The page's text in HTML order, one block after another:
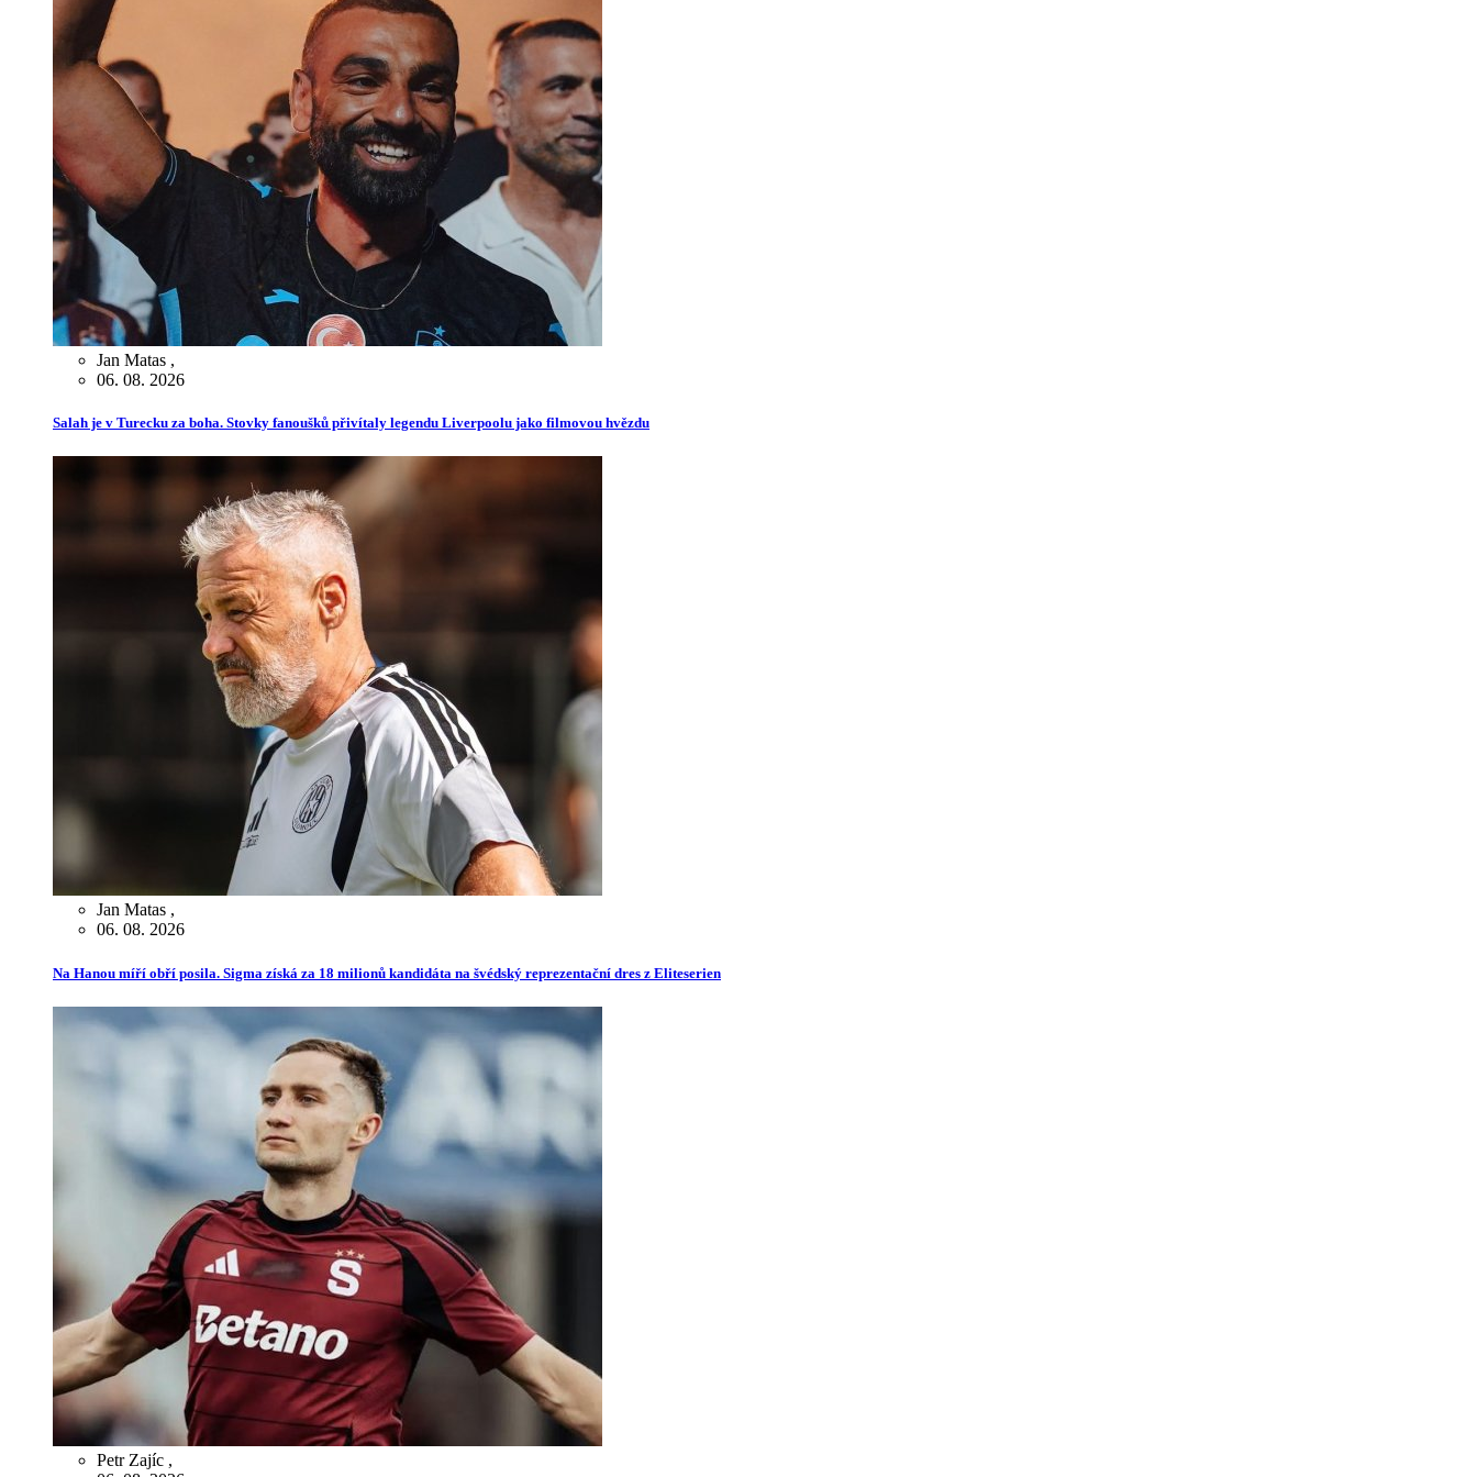
Jan Matas ,
06. 08. 2026
Salah je v Turecku za boha. Stovky fanoušků přivítaly legendu Liverpoolu jako filmovou hvězdu
Jan Matas ,
06. 08. 2026
Na Hanou míří obří posila. Sigma získá za 18 milionů kandidáta na švédský reprezentační dres z Eliteserien
Petr Zajíc ,